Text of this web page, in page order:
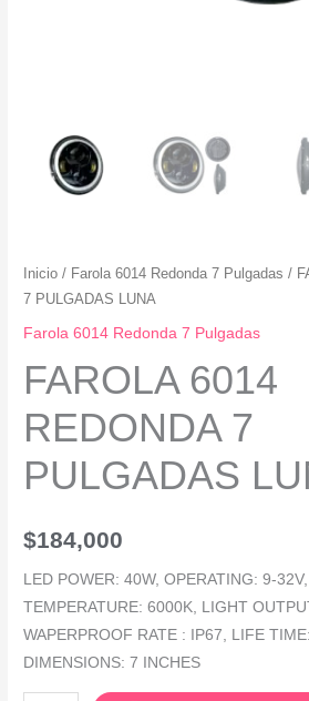
Inicio / Farola 6014 Redonda 7 Pulgadas /
7 PULGADAS LUNA
Farola 6014 Redonda 7 Pulgadas
FAROLA 6014
REDONDA 7
PULGADAS
$184,000
LED POWER: 40W, OPERATING: 9-
TEMPERATURE: 6000K, LIGHT
WAPERPROOF RATE : IP67, LIFE
DIMENSIONS: 7 INCHES